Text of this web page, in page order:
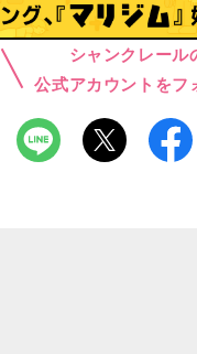
シャンクレール
公式アカウントをフ